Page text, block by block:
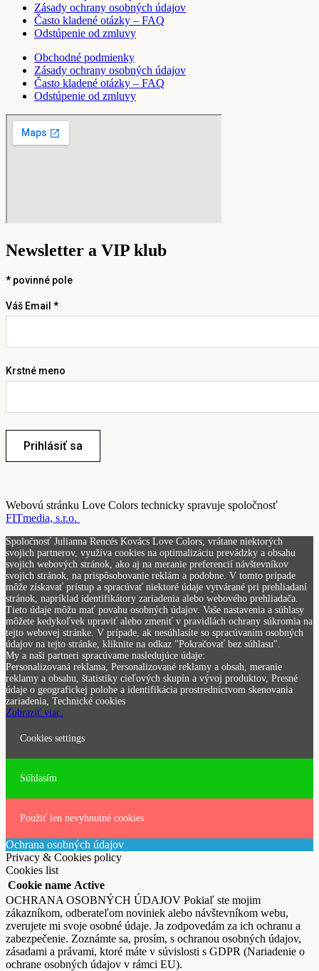
Zásady ochrany osobných údajov
Často kladené otázky – FAQ
Odstúpenie od zmluvy
Obchodné podmienky
Zásady ochrany osobných údajov
Často kladené otázky – FAQ
Odstúpenie od zmluvy
Newsletter a VIP klub
* povinné pole
Váš Email *
Krstné meno
Prihlásiť sa
Webovú stránku Love Colors technicky spravuje spoločnosť
FITmedia, s.r.o.
Spoločnosť Julianna Rencés Kovács Love Colors, vrátane niektorých
svojich partnerov, využíva cookies na optimalizáciu prevádzky a obsahu
svojich webových stránok, ako aj na meranie preferencií návštevníkov
svojich stránok, na prispôsobovanie reklám a podobne. V tomto prípade
môže získavať prístup a spracúvať niektoré údaje vytvárané pri prehliadaní
stránok, napríklad identifikátory zariadenia alebo webového prehliadača.
Tieto údaje môžu mať povahu osobných údajov. Vaše nastavenia a súhlasy
môžete kedykoľvek upraviť alebo zmeniť v pravidlách ochrany súkromia na
tejto webovej stránke. V prípade, ak nesúhlasíte so spracúvaním osobných
údajov na tejto stránke, kliknite na odkaz "Pokračovať bez súhlasu".
My a naši partneri spracúvame nasledujúce údaje:
Personalizovaná reklama, Personalizované reklamy a obsah, meranie
reklamy a obsahu, štatistiky cieľových skupín a vývoj produktov, Presné
údaje o geografickej polohe a identifikácia prostredníctvom skenovania
zariadenia, Technické cookies
Zobraziť viac.
Cookies settings
Súhlasím
Použiť len nevyhnutné cookies
Ochrana osobných údajov
Privacy & Cookies policy
Cookies list
Cookie name Active
OCHRANA OSOBNÝCH ÚDAJOV Pokiaľ ste mojim
zákazníkom, odberateľom noviniek alebo návštevníkom webu,
zverujete mi svoje osobné údaje. Ja zodpovedám za ich ochranu a
zabezpečenie. Zoznámte sa, prosím, s ochranou osobných údajov,
zásadami a právami, ktoré máte v súvislosti s GDPR (Nariadenie o
ochrane osobných údajov v rámci EU).